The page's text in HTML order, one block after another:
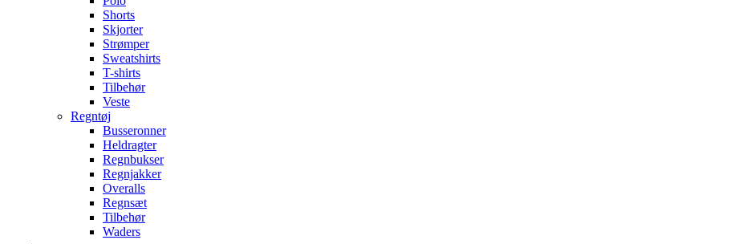
Shorts
Skjorter
Strømper
Sweatshirts
T-shirts
Tilbehør
Veste
Regntøj
Busseronner
Heldragter
Regnbukser
Regnjakker
Overalls
Regnsæt
Tilbehør
Waders